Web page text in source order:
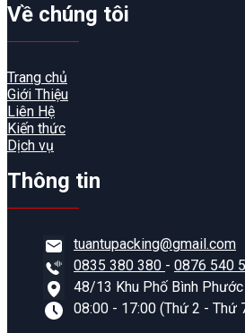
Về chúng tôi
Trang chủ
Giới Thiệu
Liên Hệ
Kiến thức
Dịch vụ
Thông tin
tuantupacking@gmail.com
0835 380 380 - 0876 540
48/13 Khu Phố Bình Phước
08:00 - 17:00 (Thứ 2 - Thứ